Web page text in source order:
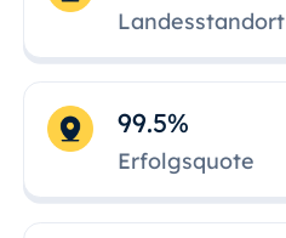
Landesstandort
99.5%
Erfolgsquote